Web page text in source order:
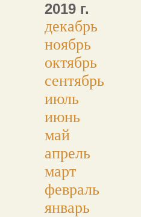
2019 г.
декабрь
ноябрь
октябрь
сентябрь
июль
июнь
май
апрель
март
февраль
январь